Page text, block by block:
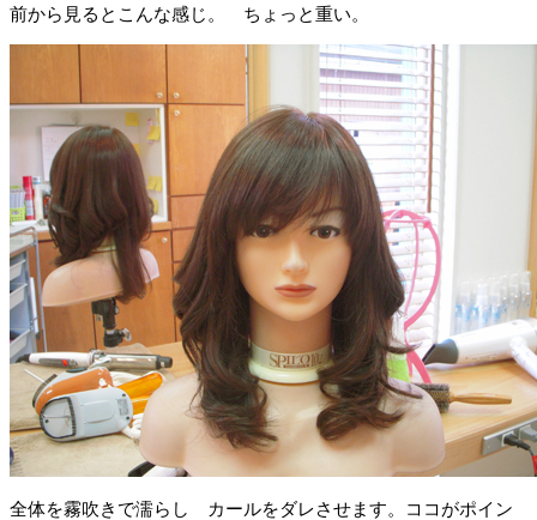
前から見るとこんな感じ。 ちょっと重い。
全体を霧吹きで濡らし カールをダレさせます。ココがポイン